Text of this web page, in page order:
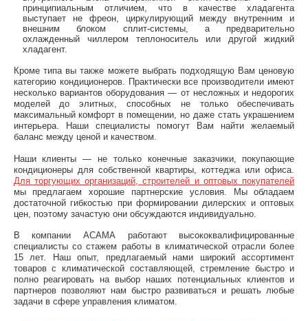
принципиальным отличием, что в качестве хладагента
выступает не фреон, циркулирующий между внутренним и
внешним блоком сплит-системы, а предварительно
охлажденный чиллером теплоноситель или другой жидкий
хладагент.
Кроме типа вы также можете выбрать подходящую Вам ценовую
категорию кондиционеров. Практически все производители имеют
несколько вариантов оборудования — от несложных и недорогих
моделей до элитных, способных не только обеспечивать
максимальный комфорт в помещении, но даже стать украшением
интерьера. Наши специалисты помогут Вам найти желаемый
баланс между ценой и качеством.
Наши клиенты — не только конечные заказчики, покупающие
кондиционеры для собственной квартиры, коттеджа или офиса.
Для торгующих организаций, строителей и оптовых покупателей
мы предлагаем хорошие партнерские условия. Мы обладаем
достаточной гибкостью при формировании дилерских и оптовых
цен, поэтому зачастую они обсуждаются индивидуально.
В компании АСАМА работают высококвалифицированные
специалисты со стажем работы в климатической отрасли более
15 лет. Наш опыт, предлагаемый нами широкий ассортимент
товаров с климатической составляющей, стремление быстро и
полно реагировать на выбор наших потенциальных клиентов и
партнеров позволяют нам быстро развиваться и решать любые
задачи в сфере управления климатом.